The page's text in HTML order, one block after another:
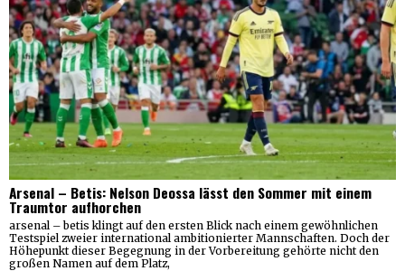
Arsenal – Betis: Nelson Deossa lässt den Sommer mit einem
Traumtor aufhorchen
arsenal – betis klingt auf den ersten Blick nach einem gewöhnlichen
Testspiel zweier international ambitionierter Mannschaften. Doch der
Höhepunkt dieser Begegnung in der Vorbereitung gehörte nicht den
großen Namen auf dem Platz,